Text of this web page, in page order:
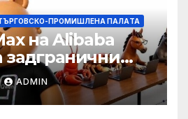
ПРОМИШЛЕНА ПАЛAТА
на Alibaba
задгранични
с 35-часово
изпълнение на
ADMIN